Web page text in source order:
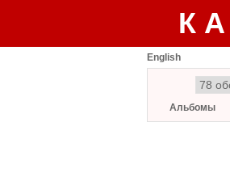
English
Альбомы